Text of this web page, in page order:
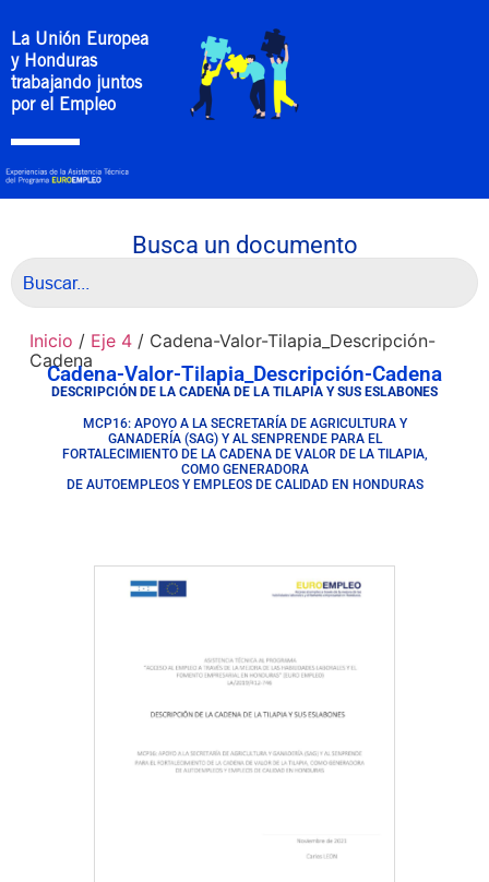
La Unión Europea
y Honduras
trabajando juntos
por el Empleo
Busca un documento
Inicio / Eje 4/ Cadena-Valor-Tilapia_Descripción-
Cadena
Cadena-Valor-Tilapia_Descripción-Cadena
DESCRIPCIÓN DE LA CADENA DE LA TILAPIA Y SUS ESLABONES
MCP16: APOYO A LA SECRETARÍA DE AGRICULTURA Y
GANADERÍA (SAG) Y AL SENPRENDE PARA EL
FORTALECIMIENTO DE LA CADENA DE VALOR DE LA TILAPIA,
COMO GENERADORA
DE AUTOEMPLEOS Y EMPLEOS DE CALIDAD EN HONDURAS
Descargar Documento